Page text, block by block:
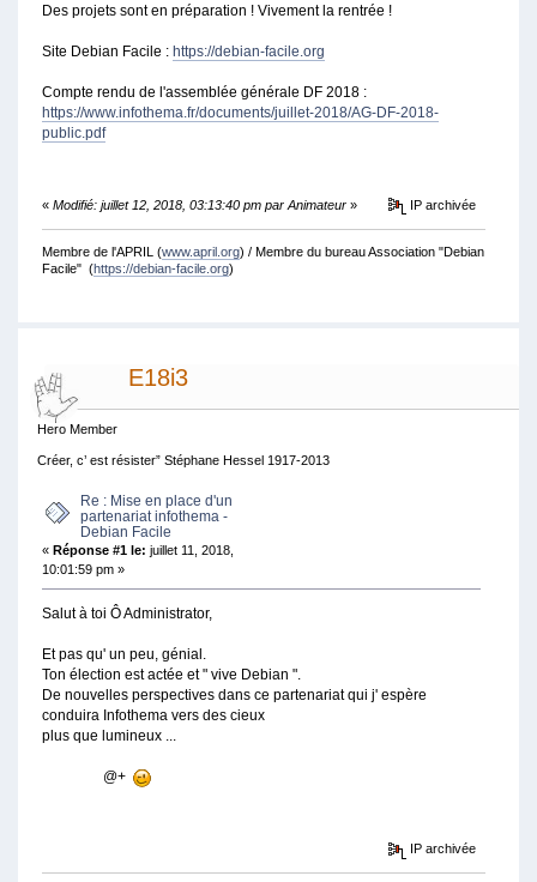
Des projets sont en préparation ! Vivement la rentrée !
Site Debian Facile : https://debian-facile.org
Compte rendu de l'assemblée générale DF 2018 :
https://www.infothema.fr/documents/juillet-2018/AG-DF-2018-
public.pdf
« Modifié: juillet 12, 2018, 03:13:40 pm par Animateur» IP archivée
Membre de l'APRIL (www.april.org) / Membre du bureau Association "Debian
Facile" (https://debian-facile.org)
E18i3
Hero Member
Créer, c’ est résister” Stéphane Hessel 1917-2013
Re : Mise en place d'un
partenariat infothema -
Debian Facile
« Réponse #1 le: juillet 11, 2018,
10:01:59 pm »
Salut à toi Ô Administrator,
Et pas qu' un peu, génial.
Ton élection est actée et " vive Debian ".
De nouvelles perspectives dans ce partenariat qui j' espère
conduira Infothema vers des cieux
plus que lumineux ...
@+
IP archivée